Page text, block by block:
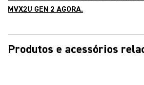
MVX2U GEN 2 AGORA.
Produtos e acessórios